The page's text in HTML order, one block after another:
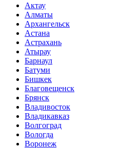
Актау
Алматы
Архангельск
Астана
Астрахань
Атырау
Барнаул
Батуми
Бишкек
Благовещенск
Брянск
Владивосток
Владикавказ
Волгоград
Вологда
Воронеж